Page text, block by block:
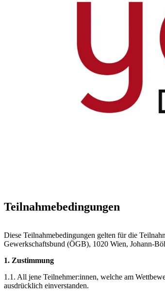
Teilnahmebedingungen
Diese Teilnahmebedingungen gelten für die
Gewerkschaftsbund (ÖGB), 1020 Wien, Johann-
1. Zustimmung
1.1. All jene Teilnehmer:innen, welche am
ausdrücklich einverstanden.